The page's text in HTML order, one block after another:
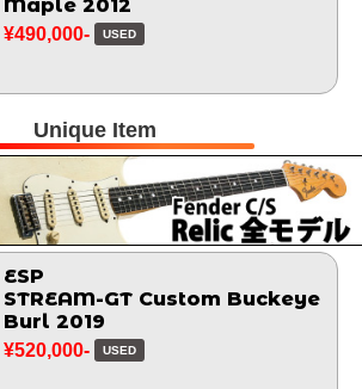
Maple 2012
¥490,000- USED
Unique Item
ESP
STREAM-GT Custom Buckeye
Burl 2019
¥520,000- USED